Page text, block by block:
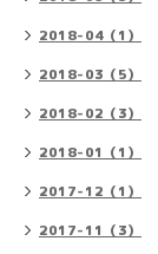
2018-04（1）
2018-03（5）
2018-02（3）
2018-01（1）
2017-12（1）
2017-11（3）